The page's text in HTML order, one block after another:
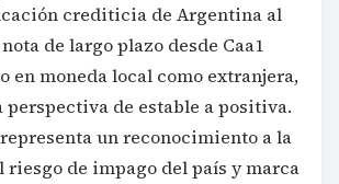
crediticia de Argentina al
de largo plazo desde Caa1
en moneda local como extranjera,
de estable a positiva.
un reconocimiento a la
de impago del país y marca